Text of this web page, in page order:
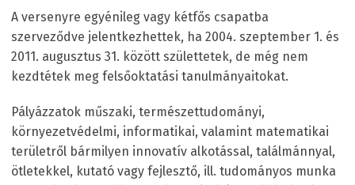
A versenyre egyénileg vagy kétfős csapatba
szerveződve jelentkezhettek, ha 2004. szeptember 1. és
2011. augusztus 31. között születtetek, de még nem
kezdtétek meg felsőoktatási tanulmányaitokat.
Pályázzatok műszaki, természettudományi,
környezetvédelmi, informatikai, valamint matematikai
területről bármilyen innovatív alkotással, találmánnyal,
ötletekkel, kutató vagy fejlesztő, ill. tudományos munka